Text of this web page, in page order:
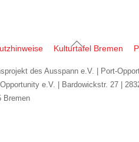
Back
Top
Kulturtafel Bremen
des Ausspann e.V. | Port-
e.V. | Bardowickstr. 27 |
Bremen